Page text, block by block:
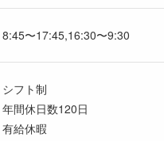
8:45〜17:45,16:30〜9:30
シフト制
年間休日数120日
有給休暇